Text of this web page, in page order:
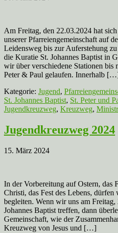
Am Freitag, den 22.03.2024 hat
unserer Pfarreiengemeinschaft auf
Leidensweg bis zur Auferstehung
die Kuratie St. Johannes Baptist in
wir über verschiedene Stationen
Peter & Paul gelaufen. Innerhalb
Kategorie: Jugend,
St. Johannes Baptist, St. Peter und
Jugendkreuzweg, Kreuzweg,
Jugendkreuzweg 2024
15. März 2024
In der Vorbereitung auf Ostern, das
Christi, das Fest des Lebens, dürfen
begleiten. Wenn wir uns am
Johannes Baptist treffen, dann
Gemeinschaft, wie der
Kreuzweg von Jesus und […]